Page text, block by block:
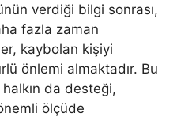
verdiği bilgi sonrası,
fazla zaman
kaybolan kişiyi
önlemi almaktadır. Bu
da desteği,
ölçüde